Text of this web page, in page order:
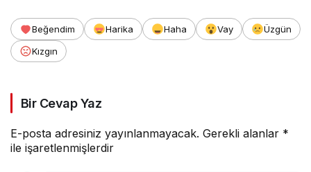
Beğendim Harika Haha Vay
Üzgün
Kızgın
Bir Cevap Yaz
E-posta adresiniz yayınlanmayacak. Gerekli alanlar *
ile işaretlenmişlerdir